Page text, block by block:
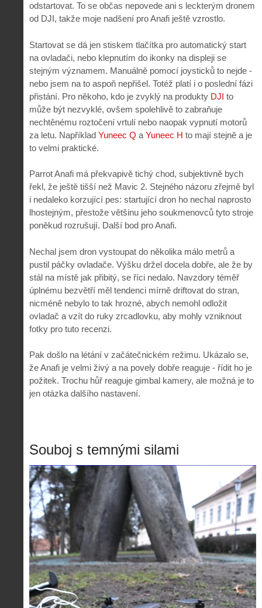
odstartovat. To se občas nepovede ani s leckterým dronem
od DJI, takže moje nadšení pro Anafi ještě vzrostlo.
Startovat se dá jen stiskem tlačítka pro automatický start
na ovladači, nebo klepnutím do ikonky na displeji se
stejným významem. Manuálně pomocí joysticků to nejde -
nebo jsem na to aspoň nepřišel. Totéž platí i o poslední fázi
přistání. Pro někoho, kdo je zvyklý na produkty DJI to
může být nezvyklé, ovšem spolehlivě to zabraňuje
nechtěnému roztočení vrtulí nebo naopak vypnutí motorů
za letu. Například Yuneec Q a Yuneec H to mají stejně a je
to velmi praktické.
Parrot Anafi má překvapivě tichý chod, subjektivně bych
řekl, že ještě tišší než Mavic 2. Stejného názoru zřejmě byl
i nedaleko korzující pes: startující dron ho nechal naprosto
lhostejným, přestože většinu jeho soukmenovců tyto stroje
poněkud rozrušují. Další bod pro Anafi.
Nechal jsem dron vystoupat do několika málo metrů a
pustil páčky ovladače. Výšku držel docela dobře, ale že by
stál na místě jak přibitý, se říci nedalo. Navzdory téměř
úplnému bezvětří měl tendenci mírně driftovat do stran,
nicméně nebylo to tak hrozné, abych nemohl odložit
ovladač a vzít do ruky zrcadlovku, aby mohly vzniknout
fotky pro tuto recenzi.
Pak došlo na létání v začátečnickém režimu. Ukázalo se,
že Anafi je velmi živý a na povely dobře reaguje - řídit ho je
požitek. Trochu hůř reaguje gimbal kamery, ale možná je to
jen otázka dalšího nastavení.
Souboj s temnými silami